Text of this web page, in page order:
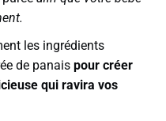
les ingrédients
de panais pour créer
qui ravira vos